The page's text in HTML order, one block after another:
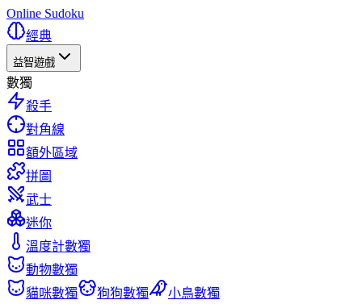
Online Sudoku
經典
益智遊戲
數獨
殺手
對角線
額外區域
拼圖
武士
迷你
溫度計數獨
動物數獨
貓咪數獨
狗狗數獨
小鳥數獨